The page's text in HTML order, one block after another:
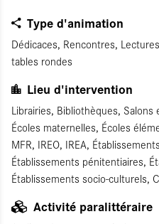
Type d'animation
Dédicaces, Rencontres,
tables rondes
Lieu d'intervention
Librairies, Bibliothèques,
Écoles maternelles, Écoles
MFR, IREO, IREA,
Établissements pénitentiaires,
Établissements socio-culturels,
Activité paralittéraire